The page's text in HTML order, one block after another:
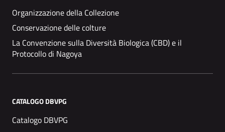
Organizzazione della Collezione
Conservazione delle colture
La Convenzione sulla Diversità Biologica (CBD) e il
Protocollo di Nagoya
CATALOGO DBVPG
Catalogo DBVPG